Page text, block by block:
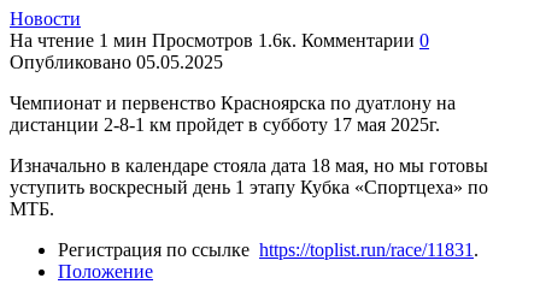
Новости
На чтение 1 мин Просмотров 1.6к. Комментарии 0
Опубликовано 05.05.2025
Чемпионат и первенство Красноярска по дуатлону на
дистанции 2-8-1 км пройдет в субботу 17 мая 2025г.
Изначально в календаре стояла дата 18 мая, но мы готовы
уступить воскресный день 1 этапу Кубка «Спортцеха» по
МТБ.
Регистрация по ссылке https://toplist.run/race/11831 .
Положение